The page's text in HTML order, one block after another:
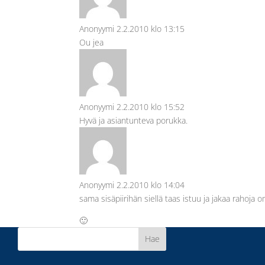
Anonyymi 2.2.2010 klo 13:15
Ou jea
Anonyymi 2.2.2010 klo 15:52
Hyvä ja asiantunteva porukka.
Anonyymi 2.2.2010 klo 14:04
sama sisäpiirihän siellä taas istuu ja jakaa rahoja
🙂